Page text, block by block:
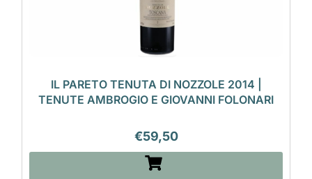
IL PARETO TENUTA DI NOZZOLE 2014 |
TENUTE AMBROGIO E GIOVANNI FOLONARI
€59,50